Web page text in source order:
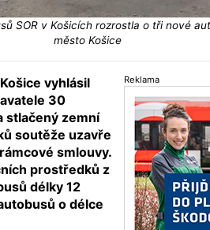
SOR v Košicích rozrostla o tři nové
město Košice
Reklama
vyhlásil
30
stlačený zemní
soutěže uzavře
smlouvy.
prostředků z
délky 12
o délce